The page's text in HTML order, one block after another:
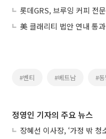
롯데GRS, 브루잉 커피 전
#벤티 #베트남 #
정영인 기자의 주요 뉴스